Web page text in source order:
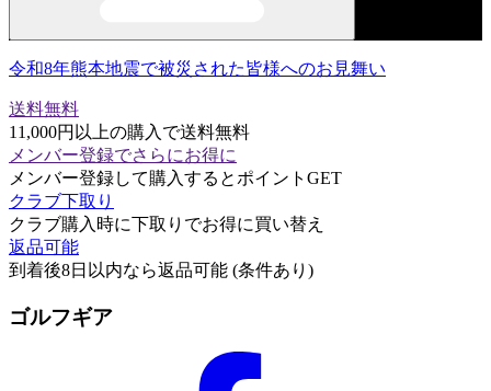
令和8年熊本地震で被災された皆様へのお見舞い
送料無料
11,000円以上の購入で送料無料
メンバー登録でさらにお得に
メンバー登録して購入するとポイントGET
クラブ下取り
クラブ購入時に下取りでお得に買い替え
返品可能
到着後8日以内なら返品可能 (条件あり)
ゴルフギア